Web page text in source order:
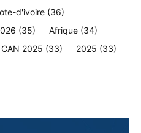
d'ivoire (36)
(35) Afrique (34)
CAN 2025 (33) 2025 (33)